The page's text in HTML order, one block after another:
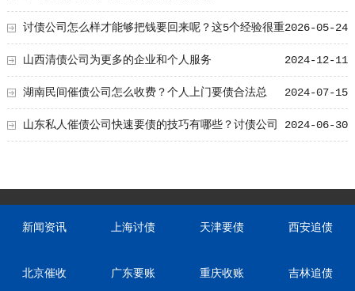
2026-05-24
讨债公司怎么样才能够把钱要回来呢？这5个经验很重
要！ 2024-12-11
山西清债公司为更多的企业和个人服务
2024-07-15
湖南民间催债公司怎么收费？个人上门要债合法总
结！ 2024-06-30
山东私人催债公司快速要债的技巧有哪些？讨债公司
新闻资讯 上海讨债 天津要债 西安追债
北京催收 广东要账 重庆收账 吉林追债